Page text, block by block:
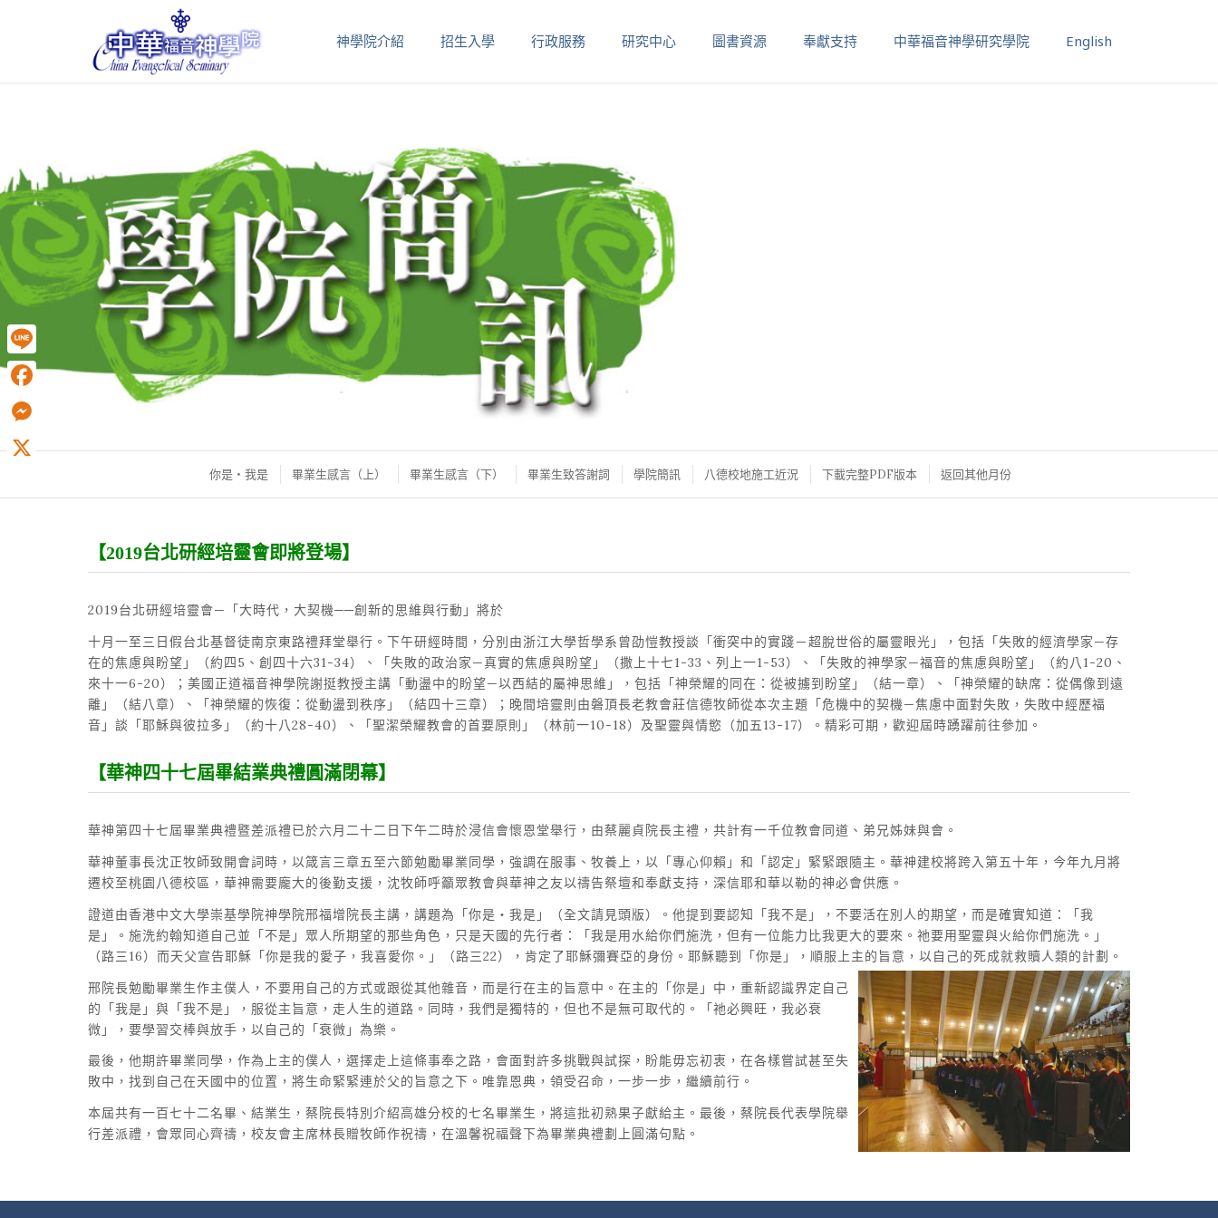
神學院介紹 招生入學 行政服務 研究中心 圖書資源 奉獻支持 中華福音神學研究學院 English
你是‧我是 畢業生感言（上） 畢業生感言（下） 畢業生致答謝詞 學院簡訊 八德校地施工近況 下載完整PDF版本 返回其他月份
【2019台北研經培靈會即將登場】
2019台北研經培靈會—「大時代，大契機──創新的思維與行動」將於
十月一至三日假台北基督徒南京東路禮拜堂舉行。下午研經時間，分別由浙江大學哲學系曾劭愷教授談「衝突中的實踐－超脫世俗的屬靈眼光」，包括「失敗的經濟學家—存
在的焦慮與盼望」（約四5、創四十六31-34）、「失敗的政治家—真實的焦慮與盼望」（撒上十七1-33、列上一1-53）、「失敗的神學家—福音的焦慮與盼望」（約八1-20、
來十一6-20）；美國正道福音神學院謝挺教授主講「動盪中的盼望—以西結的屬神思維」，包括「神榮耀的同在：從被擄到盼望」（結一章）、「神榮耀的缺席：從偶像到遠
離」（結八章）、「神榮耀的恢復：從動盪到秩序」（結四十三章）；晚間培靈則由磐頂長老教會莊信德牧師從本次主題「危機中的契機—焦慮中面對失敗，失敗中經歷福
音」談「耶穌與彼拉多」（約十八28-40）、「聖潔榮耀教會的首要原則」（林前一10-18）及聖靈與情慾（加五13-17）。精彩可期，歡迎屆時踴躍前往參加。
【華神四十七屆畢結業典禮圓滿閉幕】
華神第四十七屆畢業典禮暨差派禮已於六月二十二日下午二時於浸信會懷恩堂舉行，由蔡麗貞院長主禮，共計有一千位教會同道、弟兄姊妹與會。
華神董事長沈正牧師致開會詞時，以箴言三章五至六節勉勵畢業同學，強調在服事、牧養上，以「專心仰賴」和「認定」緊緊跟隨主。華神建校將跨入第五十年，今年九月將
遷校至桃園八德校區，華神需要龐大的後勤支援，沈牧師呼籲眾教會與華神之友以禱告祭壇和奉獻支持，深信耶和華以勒的神必會供應。
證道由香港中文大學崇基學院神學院邢福增院長主講，講題為「你是‧我是」（全文請見頭版）。他提到要認知「我不是」，不要活在別人的期望，而是確實知道：「我
是」。施洗約翰知道自己並「不是」眾人所期望的那些角色，只是天國的先行者：「我是用水給你們施洗，但有一位能力比我更大的要來。祂要用聖靈與火給你們施洗。」
（路三16）而天父宣告耶穌「你是我的愛子，我喜愛你。」（路三22），肯定了耶穌彌賽亞的身份。耶穌聽到「你是」，順服上主的旨意，以自己的死成就救贖人類的計劃。
邢院長勉勵畢業生作主僕人，不要用自己的方式或跟從其他雜音，而是行在主的旨意中。在主的「你是」中，重新認識界定自己
的「我是」與「我不是」，服從主旨意，走人生的道路。同時，我們是獨特的，但也不是無可取代的。「祂必興旺，我必衰
微」，要學習交棒與放手，以自己的「衰微」為樂。
最後，他期許畢業同學，作為上主的僕人，選擇走上這條事奉之路，會面對許多挑戰與試探，盼能毋忘初衷，在各樣嘗試甚至失
敗中，找到自己在天國中的位置，將生命緊緊連於父的旨意之下。唯靠恩典，領受召命，一步一步，繼續前行。
本屆共有一百七十二名畢、結業生，蔡院長特別介紹高雄分校的七名畢業生，將這批初熟果子獻給主。最後，蔡院長代表學院舉
行差派禮，會眾同心齊禱，校友會主席林長贈牧師作祝禱，在溫馨祝福聲下為畢業典禮劃上圓滿句點。
Line
Facebook
Messenger